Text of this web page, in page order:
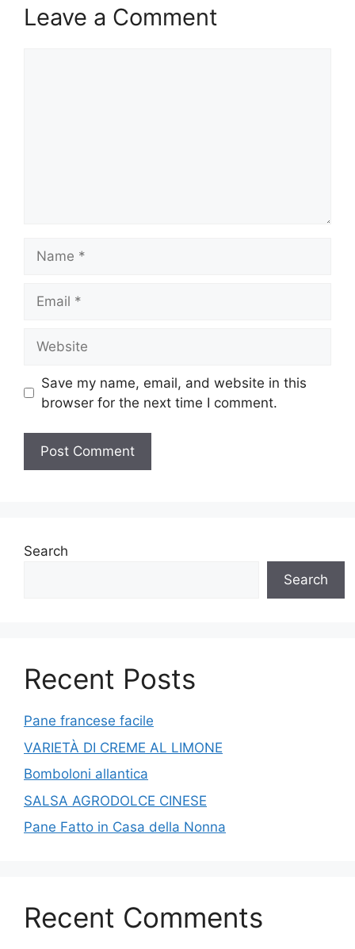
Leave a Comment
Save my name, email, and website in this
browser for the next time I comment.
Search
Search
Recent Posts
Pane francese facile
VARIETÀ DI CREME AL LIMONE
Bomboloni allantica
SALSA AGRODOLCE CINESE
Pane Fatto in Casa della Nonna
Recent Comments